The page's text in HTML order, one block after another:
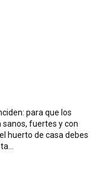
para que los
fuertes y con
huerto de casa debes